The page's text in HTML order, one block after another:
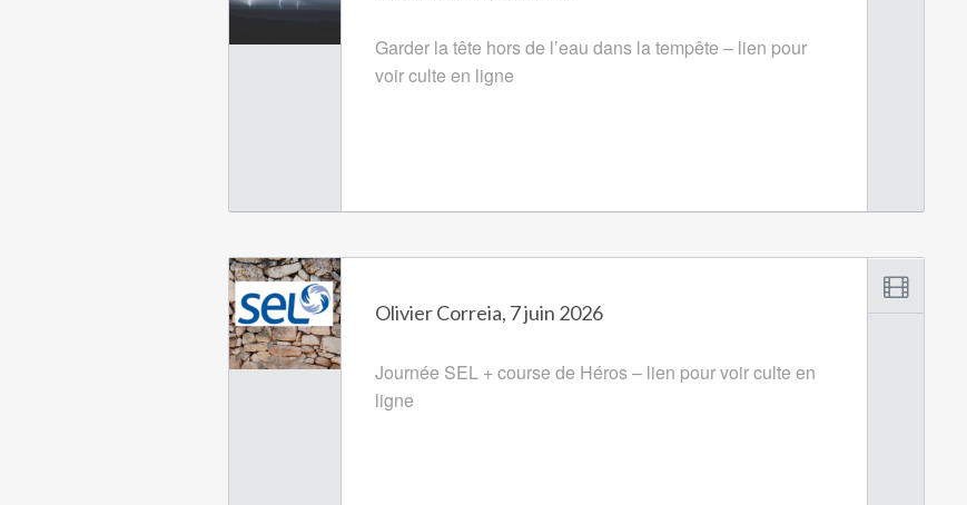
Garder la tête hors de l’eau dans la tempête – lien pour
voir culte en ligne
Olivier Correia, 7 juin 2026
Journée SEL + course de Héros – lien pour voir culte en
ligne